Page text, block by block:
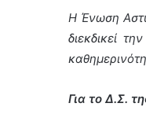
Η Ένωση
διεκδικεί
Για το Δ.Σ.